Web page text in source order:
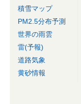
積雪マップ
PM2.5分布予測
世界の雨雲
雷(予報)
道路気象
黄砂情報